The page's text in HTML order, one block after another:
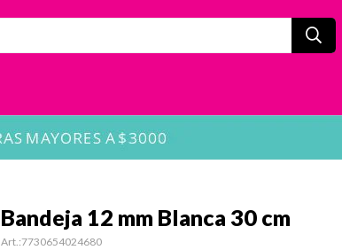
Bandeja 12 mm Blanca 30 cm
7730654024680